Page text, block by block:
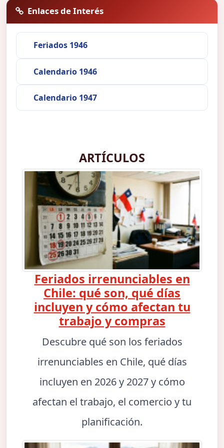
Enlaces de Interés
Feriados 1946
Calendario 1946
Calendario 1947
ARTÍCULOS
Feriados irrenunciables en
Chile: qué son, qué días
incluyen y cómo afectan tu
trabajo y compras
Descubre qué son los feriados
irrenunciables en Chile, qué días
incluyen en 2026 y 2027 y cómo
afectan el trabajo, el comercio y tu
planificación.